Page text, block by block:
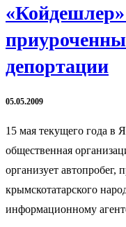
«Койдешлер»
депортации
05.05.2009
15 мая текущего года в
общественная
организует автопробег,
крымскотатарского
информационному